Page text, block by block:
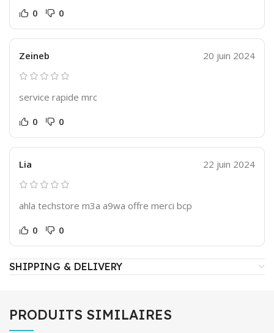
0 0
Zeineb 20 juin 2024
service rapide mrc
0 0
Lia 22 juin 2024
ahla techstore m3a a9wa offre merci bcp
0 0
SHIPPING & DELIVERY
PRODUITS SIMILAIRES